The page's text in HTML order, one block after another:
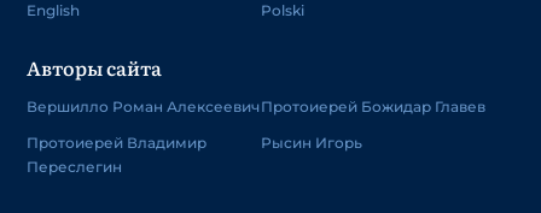
English
Polski
Авторы сайта
Вершилло Роман Алексеевич
Протоиерей Владимир
Переслегин
Протоиерей Божидар Главев
Рысин Игорь